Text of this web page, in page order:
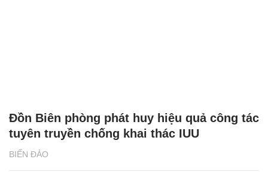
BIỂN ĐẢO
Đồn Biên phòng phát huy hiệu quả công tác
tuyên truyền chống khai thác IUU